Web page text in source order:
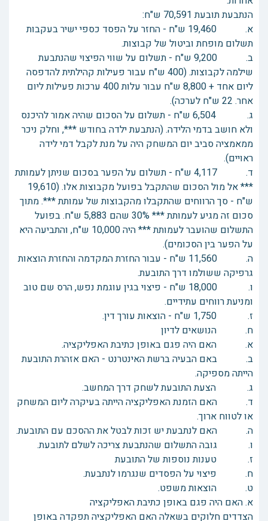
הנתבעת תובעת 70,591 ש"ח:
א. 19,460 ש"ח - החזר על הפסד כספי ישיר בעקבות
תשלום מופחת וביטול של קבוצות.
ב. 9,200 ש"ח - תשלום על שווי הפיצוי שהנתבעת
שילמה לקבוצות. (400 ש"ח עבור פעילות קהילתית להדפסה
ליום אחד + 8,800 ש"ח עבור עלות 400 ערכות פעילות ליום
אחר. 22 ש"ח לערכה).
ג. 6,504 ש"ח - תשלום על הסכום שהיה אמור להיכנס
ולא חושב בדמי הלידה. (הנתבעת ילדה בחודש ***, וחלק ניכר
ממאמציה סביב יום המשחק היה על מנת לקבל דמי לידה
ראויים).
ד. 4,117 ש"ח - תשלום על הפער בסכום שניתן לעמותת
*** אל מול הסכום שהתקבל בפועל מקבוצות אלו. (19,610
ש"ח - סך הרווחים שהתקבלו מהקבוצות של עמותת ***. מתוך
סכום זה מגיע לעמותת *** 30% שהם 5,883 ש"ח. בפועל
התשלום שהועבר לעמותת *** היה 10,000 ש"ח, והתביעה היא
על הפער בין הסכומים).
ה. 11,560 ש"ח - עבור החזרת המקדמה והחזרת הוצאות
גרפיקה ששולמו דרך התובעת.
ו. 18,000 ש"ח - פיצוי בגין עוגמת נפש, הרס שם טוב
ומניעת רווחים עתידיים.
ז. 1,750 ש"ח - הוצאות עורך דין.
ח. הנושאים לדיון
א. האם היה פגם באופן כתיבת האפליקציה.
ב. באם הבעיה ברשת האינטרנט - האם אזהרת התובעת
הייתה מספיקה.
ג. הצעת התובעת לשחק דרך המחשב.
ד. האם הזמנת האפליקציה הייתה בעיקרה ליום המשחק
או לטווח ארוך.
ה. האם לנתבעת יש זכות לבטל את ההסכם עם התובעת.
ו. גובה התשלום שהנתבעת צריכה לשלם לתובעת.
ז. טענות נוספות של התובעת
ח. פיצוי על הפסדים שנגרמו לנתבעת.
ט. הוצאות משפט.
א. האם היה פגם באופן כתיבת האפליקציה
הצדדים חלוקים בשאלה האם האפליקציה תפקדה באופן